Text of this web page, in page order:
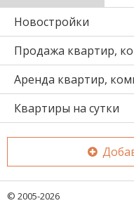
Новостройки
Продажа квартир,
Аренда квартир,
Квартиры на сутки
© 2005-2026